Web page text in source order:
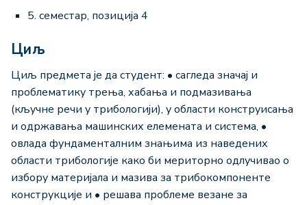
5. семестар, позиција 4
Циљ
Циљ предмета је да студент: • сагледа значај и
проблематику трења, хабања и подмазивања
(кључне речи у трибологији), у области конструисања
и одржавања машинских елемената и система, •
овлада фундаменталним знањима из наведених
области трибологије како би мериторно одлучивао о
избору материјала и мазива за трибокомпоненте
конструкције и • решава проблеме везане за